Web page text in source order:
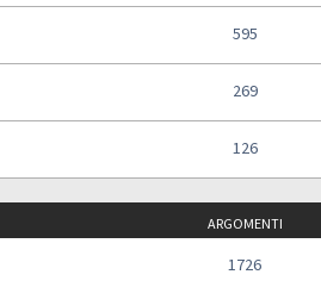
595
269
126
ARGOMENTI
1726